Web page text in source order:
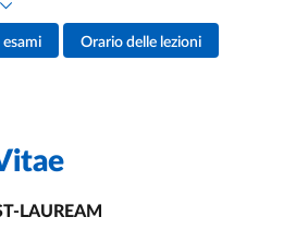
esami Orario delle lezioni
LAUREAM